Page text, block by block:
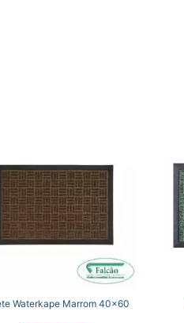
Waterkape Marrom 40×60